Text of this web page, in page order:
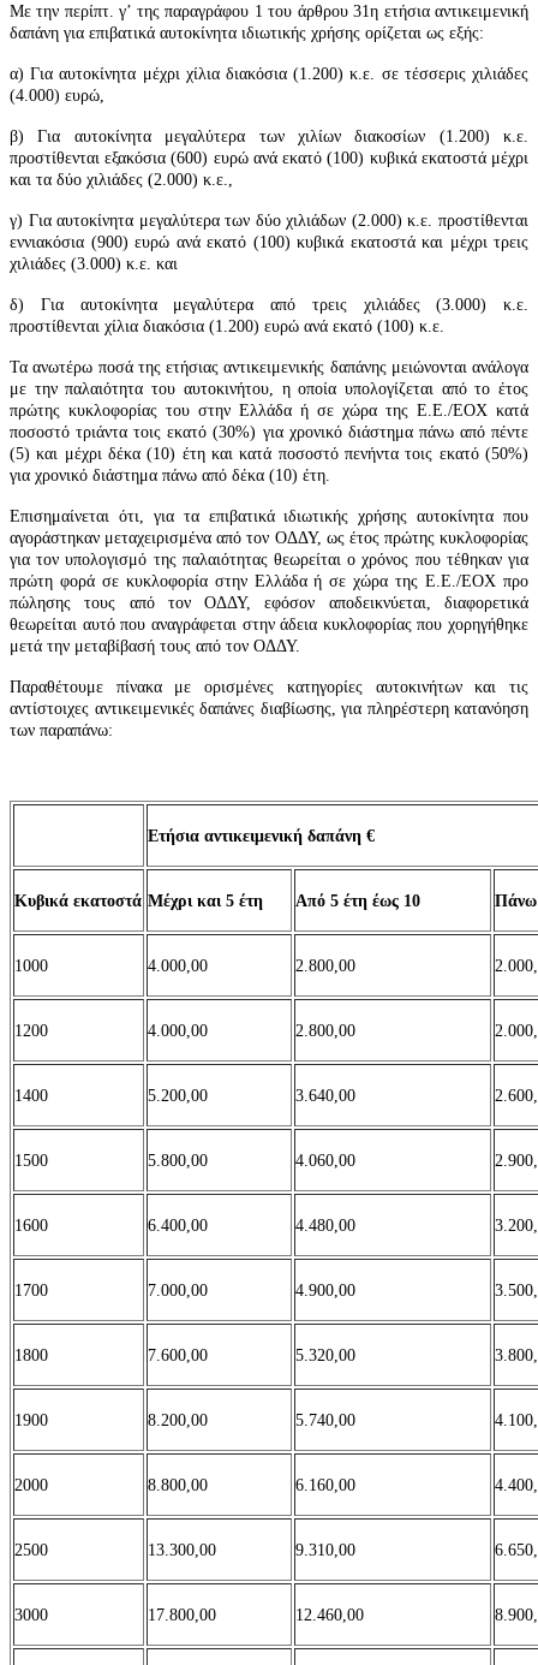
Με την περίπτ. γ’ της παραγράφου 1 του άρθρου 31η ετήσια αντικειμενική
δαπάνη για επιβατικά αυτοκίνητα ιδιωτικής χρήσης ορίζεται ως εξής:
α) Για αυτοκίνητα μέχρι χίλια διακόσια (1.200) κ.ε. σε τέσσερις χιλιάδες
(4.000) ευρώ,
β) Για αυτοκίνητα μεγαλύτερα των χιλίων διακοσίων (1.200) κ.ε.
προστίθενται εξακόσια (600) ευρώ ανά εκατό (100) κυβικά εκατοστά μέχρι
και τα δύο χιλιάδες (2.000) κ.ε.,
γ) Για αυτοκίνητα μεγαλύτερα των δύο χιλιάδων (2.000) κ.ε. προστίθενται
εννιακόσια (900) ευρώ ανά εκατό (100) κυβικά εκατοστά και μέχρι τρεις
χιλιάδες (3.000) κ.ε. και
δ) Για αυτοκίνητα μεγαλύτερα από τρεις χιλιάδες (3.000) κ.ε.
προστίθενται χίλια διακόσια (1.200) ευρώ ανά εκατό (100) κ.ε.
Τα ανωτέρω ποσά της ετήσιας αντικειμενικής δαπάνης μειώνονται ανάλογα
με την παλαιότητα του αυτοκινήτου, η οποία υπολογίζεται από το έτος
πρώτης κυκλοφορίας του στην Ελλάδα ή σε χώρα της Ε.Ε./ΕΟΧ κατά
ποσοστό τριάντα τοις εκατό (30%) για χρονικό διάστημα πάνω από πέντε
(5) και μέχρι δέκα (10) έτη και κατά ποσοστό πενήντα τοις εκατό (50%)
για χρονικό διάστημα πάνω από δέκα (10) έτη.
Επισημαίνεται ότι, για τα επιβατικά ιδιωτικής χρήσης αυτοκίνητα που
αγοράστηκαν μεταχειρισμένα από τον ΟΔΔΥ, ως έτος πρώτης κυκλοφορίας
για τον υπολογισμό της παλαιότητας θεωρείται ο χρόνος που τέθηκαν για
πρώτη φορά σε κυκλοφορία στην Ελλάδα ή σε χώρα της Ε.Ε./ΕΟΧ προ
πώλησης τους από τον ΟΔΔΥ, εφόσον αποδεικνύεται, διαφορετικά
θεωρείται αυτό που αναγράφεται στην άδεια κυκλοφορίας που χορηγήθηκε
μετά την μεταβίβασή τους από τον ΟΔΔΥ.
Παραθέτουμε πίνακα με ορισμένες κατηγορίες αυτοκινήτων και τις
αντίστοιχες αντικειμενικές δαπάνες διαβίωσης, για πληρέστερη κατανόηση
των παραπάνω:
Ετήσια αντικειμενική δαπάνη €
Κυβικά εκατοστά Μέχρι και 5 έτη Από 5 έτη έως 10 Πάνω
1000 4.000,00 2.800,00
1200 4.000,00 2.800,00
1400 5.200,00 3.640,00
1500 5.800,00 4.060,00
1600 6.400,00 4.480,00
1700 7.000,00 4.900,00
1800 7.600,00 5.320,00
1900 8.200,00 5.740,00
2000 8.800,00 6.160,00
2500 13.300,00 9.310,00
3000 17.800,00 12.460,00